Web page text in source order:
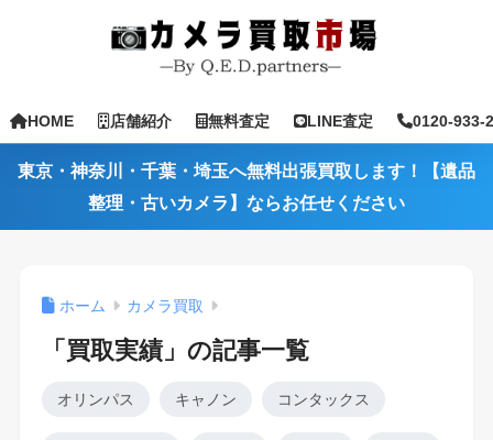
HOME 店舗紹介 無料査定 LINE査定 0120-933-
東京・神奈川・千葉・埼玉へ無料出張買取します！【遺品
整理・古いカメラ】ならお任せください
ホーム カメラ買取
「買取実績」の記事一覧
オリンパス キャノン コンタックス